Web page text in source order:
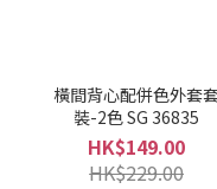
橫間背心配併色外套
裝-2色 SG 36835
HK$149.00
HK$229.00